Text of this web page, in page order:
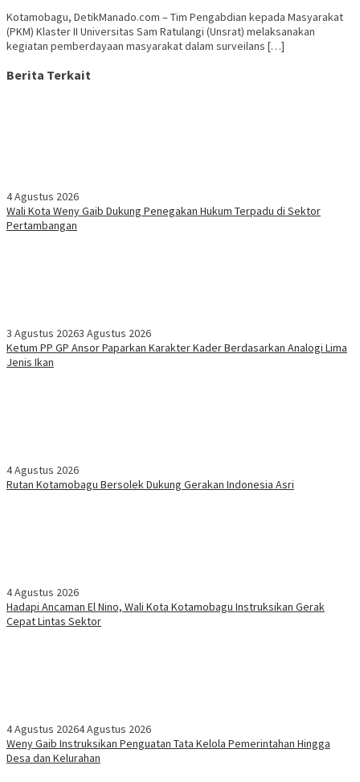
Kotamobagu, DetikManado.com – Tim Pengabdian kepada Masyarakat
(PKM) Klaster II Universitas Sam Ratulangi (Unsrat) melaksanakan
kegiatan pemberdayaan masyarakat dalam surveilans […]
Berita Terkait
4 Agustus 2026
Wali Kota Weny Gaib Dukung Penegakan Hukum Terpadu di Sektor
Pertambangan
3 Agustus 20263 Agustus 2026
Ketum PP GP Ansor Paparkan Karakter Kader Berdasarkan Analogi Lima
Jenis Ikan
4 Agustus 2026
Rutan Kotamobagu Bersolek Dukung Gerakan Indonesia Asri
4 Agustus 2026
Hadapi Ancaman El Nino, Wali Kota Kotamobagu Instruksikan Gerak
Cepat Lintas Sektor
4 Agustus 20264 Agustus 2026
Weny Gaib Instruksikan Penguatan Tata Kelola Pemerintahan Hingga
Desa dan Kelurahan